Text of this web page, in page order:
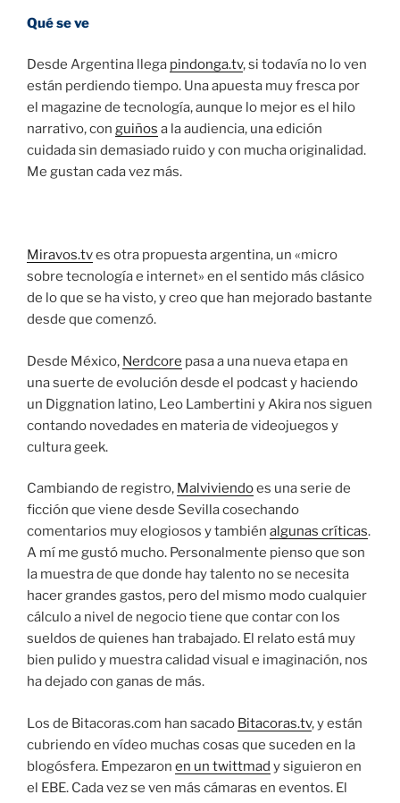
Qué se ve
Desde Argentina llega pindonga.tv, si todavía no lo ven
están perdiendo tiempo. Una apuesta muy fresca por
el magazine de tecnología, aunque lo mejor es el hilo
narrativo, con guiños a la audiencia, una edición
cuidada sin demasiado ruido y con mucha originalidad.
Me gustan cada vez más.
Miravos.tves otra propuesta argentina, un «micro
sobre tecnología e internet» en el sentido más clásico
de lo que se ha visto, y creo que han mejorado bastante
desde que comenzó.
Desde México, Nerdcore pasa a una nueva etapa en
una suerte de evolución desde el podcast y haciendo
un Diggnation latino, Leo Lambertini y Akira nos siguen
contando novedades en materia de videojuegos y
cultura geek.
Cambiando de registro, Malviviendoes una serie de
ficción que viene desde Sevilla cosechando
comentarios muy elogiosos y también algunas críticas.
A mí me gustó mucho. Personalmente pienso que son
la muestra de que donde hay talento no se necesita
hacer grandes gastos, pero del mismo modo cualquier
cálculo a nivel de negocio tiene que contar con los
sueldos de quienes han trabajado. El relato está muy
bien pulido y muestra calidad visual e imaginación, nos
ha dejado con ganas de más.
Los de Bitacoras.com han sacado Bitacoras.tv, y están
cubriendo en vídeo muchas cosas que suceden en la
blogósfera. Empezaron en un twittmad y siguieron en
el EBE. Cada vez se ven más cámaras en eventos. El